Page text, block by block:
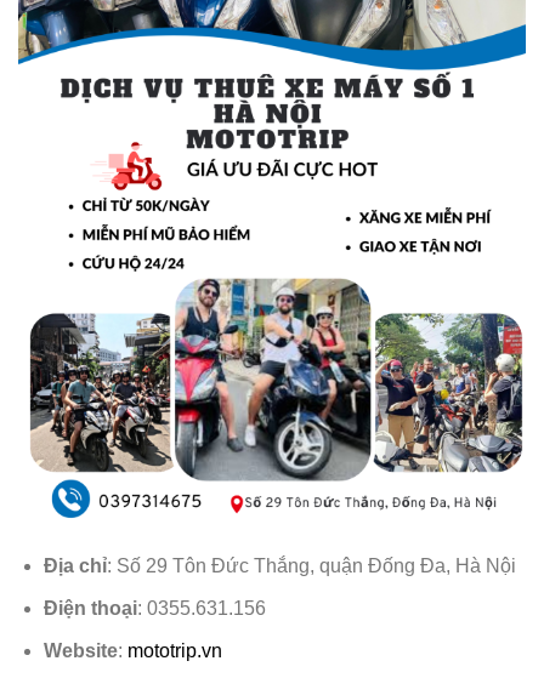
Địa chỉ: Số 29 Tôn Đức Thắng, quận Đống Đa, Hà Nội
Điện thoại: 0355.631.156
Website: mototrip.vn